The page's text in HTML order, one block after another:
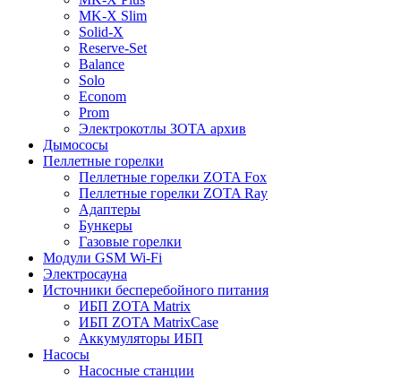
MK-X Slim
Solid-X
Reserve-Set
Balance
Solo
Econom
Prom
Электрокотлы ЗОТА архив
Дымососы
Пеллетные горелки
Пеллетные горелки ZOTA Fox
Пеллетные горелки ZOTA Ray
Адаптеры
Бункеры
Газовые горелки
Модули GSM Wi-Fi
Электросауна
Источники бесперебойного питания
ИБП ZOTA Matrix
ИБП ZOTA MatrixCase
Аккумуляторы ИБП
Насосы
Насосные станции